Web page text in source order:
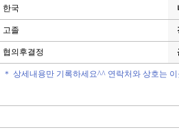
한국
고졸
협의후결정
＊ 상세내용만 기록하세요^^ 연락처와 상호는